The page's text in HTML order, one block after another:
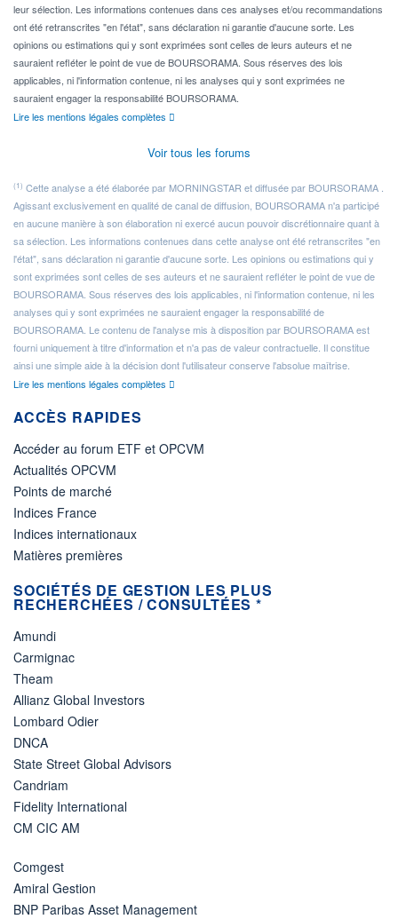
leur sélection. Les informations contenues dans ces analyses et/ou recommandations
ont été retranscrites "en l'état", sans déclaration ni garantie d'aucune sorte. Les
opinions ou estimations qui y sont exprimées sont celles de leurs auteurs et ne
sauraient refléter le point de vue de BOURSORAMA. Sous réserves des lois
applicables, ni l'information contenue, ni les analyses qui y sont exprimées ne
sauraient engager la responsabilité BOURSORAMA.
Lire les mentions légales complètes
Voir tous les forums
(1) Cette analyse a été élaborée par MORNINGSTAR et diffusée par BOURSORAMA .
Agissant exclusivement en qualité de canal de diffusion, BOURSORAMA n'a participé
en aucune manière à son élaboration ni exercé aucun pouvoir discrétionnaire quant à
sa sélection. Les informations contenues dans cette analyse ont été retranscrites "en
l'état", sans déclaration ni garantie d'aucune sorte. Les opinions ou estimations qui y
sont exprimées sont celles de ses auteurs et ne sauraient refléter le point de vue de
BOURSORAMA. Sous réserves des lois applicables, ni l'information contenue, ni les
analyses qui y sont exprimées ne sauraient engager la responsabilité de
BOURSORAMA. Le contenu de l'analyse mis à disposition par BOURSORAMA est
fourni uniquement à titre d'information et n'a pas de valeur contractuelle. Il constitue
ainsi une simple aide à la décision dont l'utilisateur conserve l'absolue maîtrise.
Lire les mentions légales complètes
ACCÈS RAPIDES
Accéder au forum ETF et OPCVM
Actualités OPCVM
Points de marché
Indices France
Indices internationaux
Matières premières
SOCIÉTÉS DE GESTION LES PLUS
RECHERCHÉES / CONSULTÉES *
Amundi
Carmignac
Theam
Allianz Global Investors
Lombard Odier
DNCA
State Street Global Advisors
Candriam
Fidelity International
CM CIC AM
Comgest
Amiral Gestion
BNP Paribas Asset Management